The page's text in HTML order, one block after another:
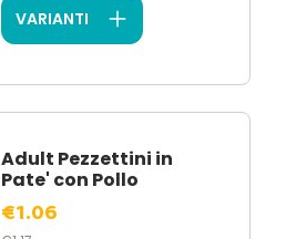
VARIANTI
Adult Pezzettini in
Pate' con Pollo
€1.06